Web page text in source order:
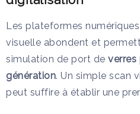
Les plateformes
visuelle abondent et
simulation de port de verres
génération. Un simple scan
peut suffire à établir une